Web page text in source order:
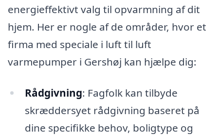
energieffektivt valg til opvarmning af dit
hjem. Her er nogle af de områder, hvor et
firma med speciale i luft til luft
varmepumper i Gershøj kan hjælpe dig:
Rådgivning: Fagfolk kan tilbyde
skræddersyet rådgivning baseret på
dine specifikke behov, boligtype og